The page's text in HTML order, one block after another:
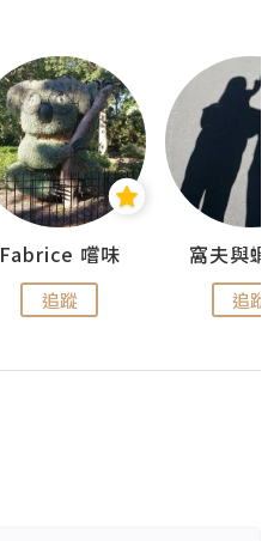
Fabrice 嚐味
追蹤
窩夫與蝦
追蹤